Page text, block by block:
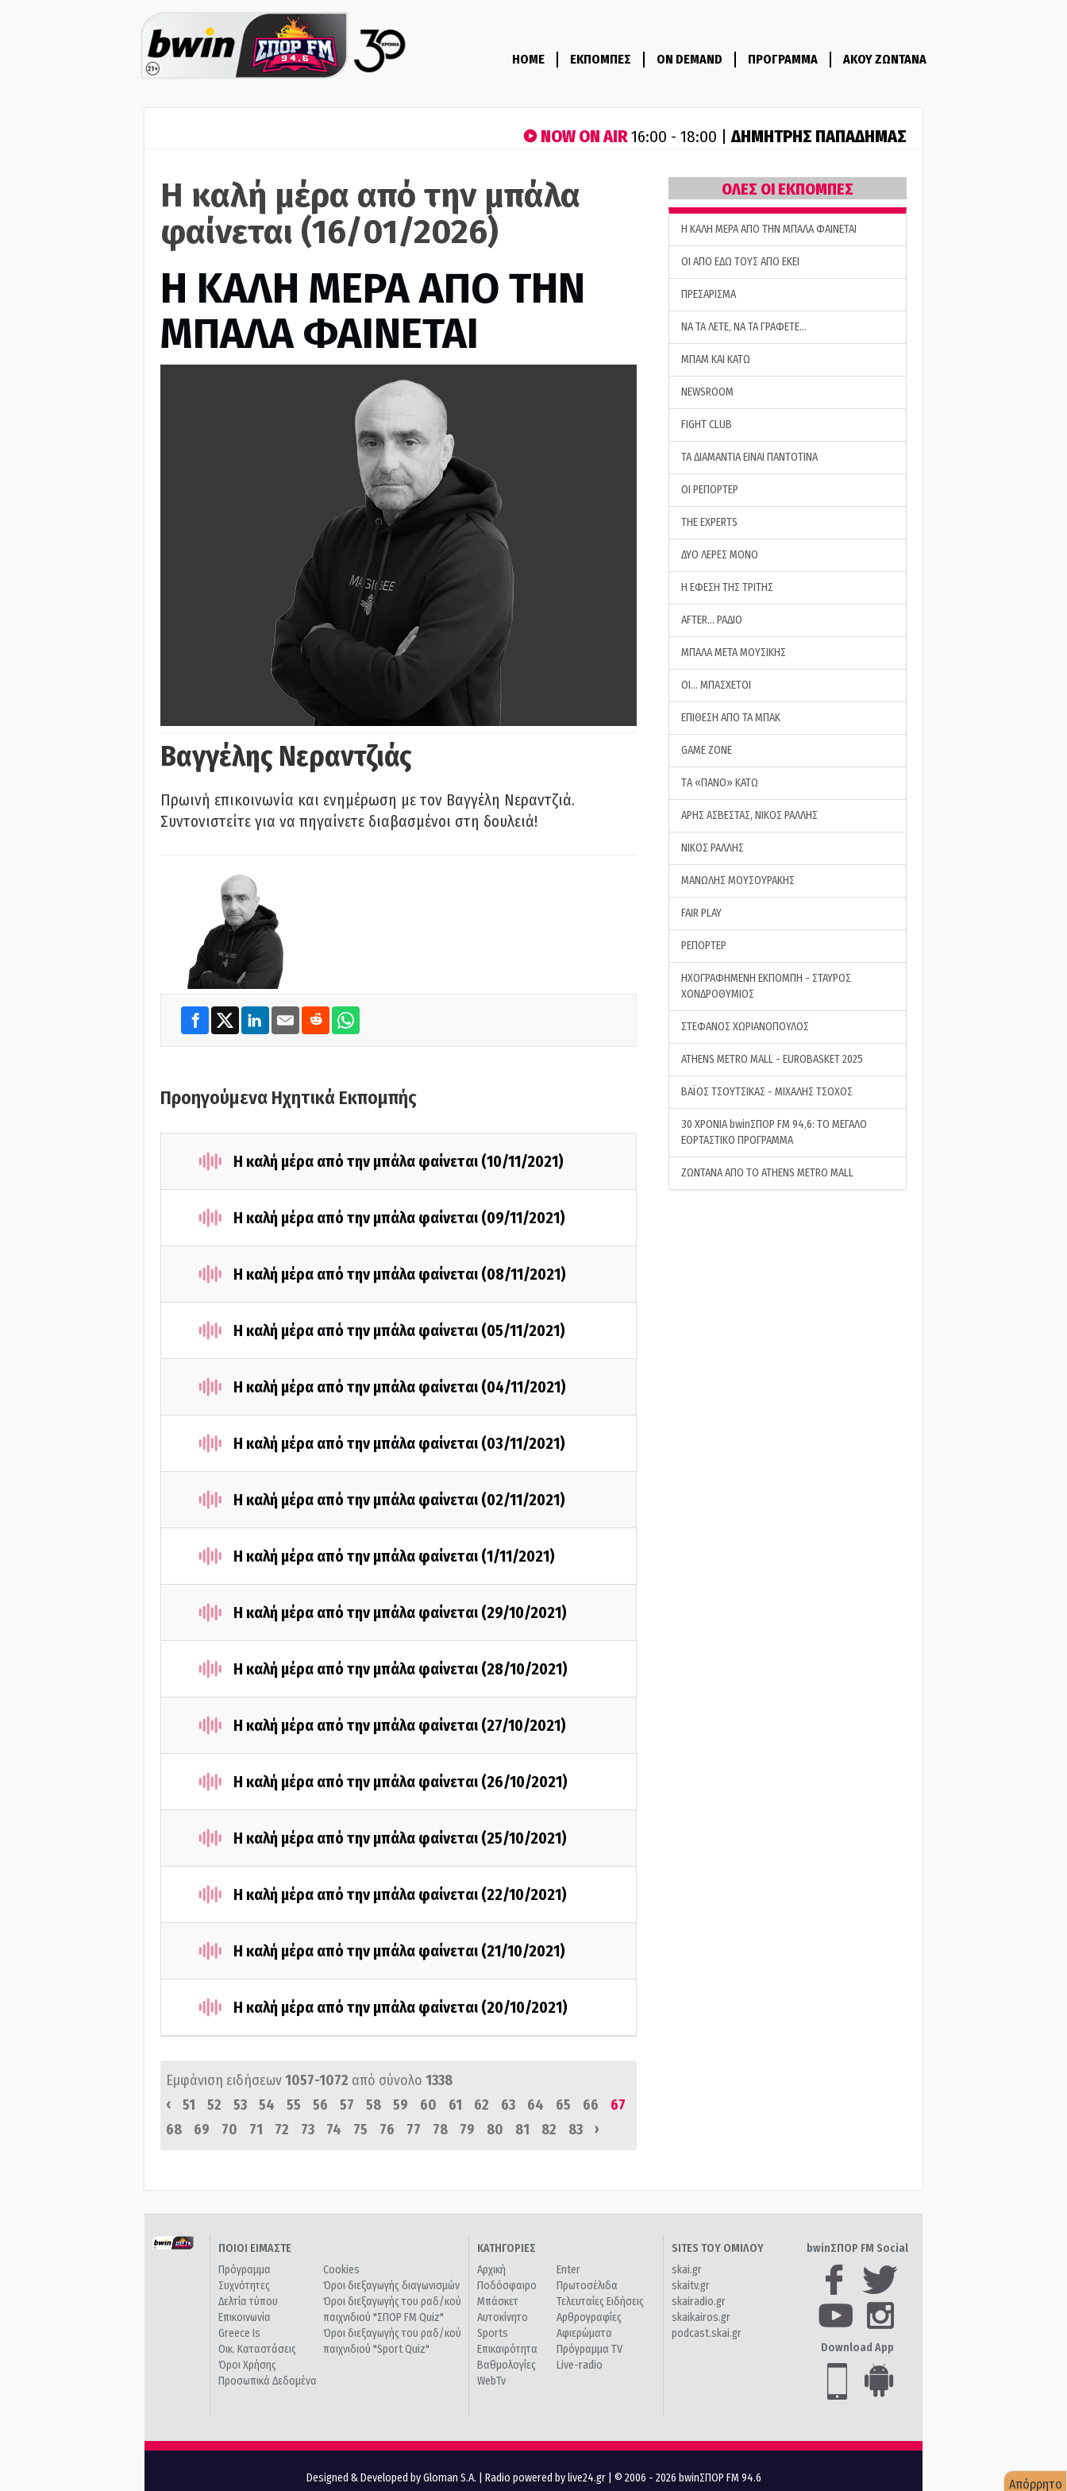
HOME ΕΚΠΟΜΠΕΣ ON DEMAND ΠΡΟΓΡΑΜΜΑ ΑΚΟΥ ΖΩΝΤΑΝΑ
NOW ON AIR16:00 - 18:00 |ΔΗΜΗΤΡΗΣ ΠΑΠΑΔΗΜΑΣ
Η καλή μέρα από την μπάλα
φαίνεται (16/01/2026)
H ΚΑΛΗ ΜΕΡΑ ΑΠΟ ΤΗΝ
ΜΠΑΛΑ ΦΑΙΝΕΤΑΙ
Βαγγέλης Νεραντζιάς
Πρωινή επικοινωνία και ενημέρωση με τον Βαγγέλη Νεραντζιά.
Συντονιστείτε για να πηγαίνετε διαβασμένοι στη δουλειά!
Προηγούμενα Ηχητικά Εκπομπής
Η καλή μέρα από την μπάλα φαίνεται (10/11/2021)
Η καλή μέρα από την μπάλα φαίνεται (09/11/2021)
Η καλή μέρα από την μπάλα φαίνεται (08/11/2021)
Η καλή μέρα από την μπάλα φαίνεται (05/11/2021)
Η καλή μέρα από την μπάλα φαίνεται (04/11/2021)
Η καλή μέρα από την μπάλα φαίνεται (03/11/2021)
Η καλή μέρα από την μπάλα φαίνεται (02/11/2021)
Η καλή μέρα από την μπάλα φαίνεται (1/11/2021)
Η καλή μέρα από την μπάλα φαίνεται (29/10/2021)
Η καλή μέρα από την μπάλα φαίνεται (28/10/2021)
Η καλή μέρα από την μπάλα φαίνεται (27/10/2021)
Η καλή μέρα από την μπάλα φαίνεται (26/10/2021)
Η καλή μέρα από την μπάλα φαίνεται (25/10/2021)
Η καλή μέρα από την μπάλα φαίνεται (22/10/2021)
Η καλή μέρα από την μπάλα φαίνεται (21/10/2021)
Η καλή μέρα από την μπάλα φαίνεται (20/10/2021)
Εμφάνιση ειδήσεων1057-1072 από σύνολο 1338
‹
51 52 53 54 55 56 57 58 59 60 61 62 63 64 65 66
67
68
69 70 71 72 73 74 75 76 77 78 79 80 81 82 83 ›
ΟΛΕΣ ΟΙ ΕΚΠΟΜΠΕΣ
H ΚΑΛΗ ΜΕΡΑ ΑΠΟ ΤΗΝ ΜΠΑΛΑ ΦΑΙΝΕΤΑΙ
ΟΙ ΑΠΟ ΕΔΩ ΤΟΥΣ ΑΠΟ ΕΚΕΙ
ΠΡΕΣΑΡΙΣΜΑ
ΝΑ ΤΑ ΛΕΤΕ, ΝΑ ΤΑ ΓΡΑΦΕΤΕ…
ΜΠΑΜ ΚΑΙ ΚΑΤΩ
NEWSROOM
FIGHT CLUB
ΤΑ ΔΙΑΜΑΝΤΙΑ ΕΙΝΑΙ ΠΑΝΤΟΤΙΝΑ
ΟΙ ΡΕΠΟΡΤΕΡ
THE EXPERTS
ΔΥΟ ΛΕΡΕΣ ΜΟΝΟ
Η ΕΦΕΣΗ ΤΗΣ ΤΡΙΤΗΣ
AFTER… ΡΑΔΙΟ
ΜΠΑΛΑ ΜΕΤΑ ΜΟΥΣΙΚΗΣ
ΟΙ… ΜΠΑΣΧΕΤΟΙ
ΕΠΙΘΕΣΗ ΑΠΟ ΤΑ ΜΠΑΚ
GAME ZONE
ΤA «ΠΑΝΟ» ΚΑΤΩ
ΑΡΗΣ ΑΣΒΕΣΤΑΣ, ΝΙΚΟΣ ΡΑΛΛΗΣ
ΝΙΚΟΣ ΡΑΛΛΗΣ
ΜΑΝΩΛΗΣ ΜΟΥΣΟΥΡΑΚΗΣ
FAIR PLAY
ΡΕΠΟΡΤΕΡ
ΗΧΟΓΡΑΦΗΜΕΝΗ ΕΚΠΟΜΠΗ - ΣΤΑΥΡΟΣ
ΧΟΝΔΡΟΘΥΜΙΟΣ
ΣΤΕΦΑΝΟΣ ΧΩΡΙΑΝΟΠΟΥΛΟΣ
ATHENS METRO MALL - EUROBASKET 2025
ΒΑΪΟΣ ΤΣΟΥΤΣΙΚΑΣ - ΜΙΧΑΛΗΣ ΤΣΟΧΟΣ
30 ΧΡΟΝΙΑ bwinΣΠΟΡ FM 94,6: ΤΟ ΜΕΓΑΛΟ
ΕΟΡΤΑΣΤΙΚΟ ΠΡΟΓΡΑΜΜΑ
ΖΩΝΤΑΝΑ ΑΠΟ ΤΟ ATHENS METRO MALL
ΠΟΙΟΙ ΕΙΜΑΣΤΕ
Πρόγραμμα
Συχνότητες
Δελτία τύπου
Επικοινωνία
Greece Is
Οικ. Καταστάσεις
Όροι Χρήσης
Προσωπικά Δεδομένα
Cookies
Όροι διεξαγωγής διαγωνισμών
Όροι διεξαγωγής του ραδ/κού
παιχνιδιού "ΣΠΟΡ FM Quiz"
Όροι διεξαγωγής του ραδ/κού
παιχνιδιού "Sport Quiz"
ΚΑΤΗΓΟΡΙΕΣ
Αρχική
Ποδόσφαιρο
Μπάσκετ
Αυτοκίνητο
Sports
Επικαιρότητα
Βαθμολογίες
WebTv
Enter
Πρωτοσέλιδα
Τελευταίες Ειδήσεις
Αρθρογραφίες
Αφιερώματα
Πρόγραμμα TV
Live-radio
SITES ΤΟΥ ΟΜΙΛΟΥ
skai.gr
skaitv.gr
skairadio.gr
skaikairos.gr
podcast.skai.gr
bwinΣΠΟΡ FM Social
Download App
Designed & Developed by Gloman S.A. Radio powered by live24.gr | © 2006 - 2026 bwinΣΠΟΡ FM 94.6 Απόρρητο